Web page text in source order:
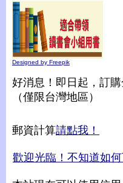
Designed by Freepik
好消息！即日起，訂
（僅限台灣地區）
郵資計算請點我！
歡迎光臨！不知道如